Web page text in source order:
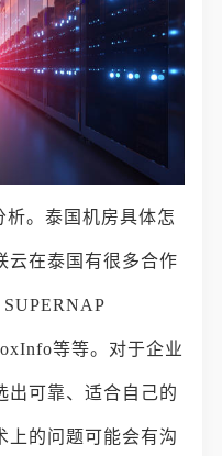
析。泰国机房具体怎
云在泰国有很多合作
等等。对于企业
出可靠、适合自己的
上的问题可能会有沟